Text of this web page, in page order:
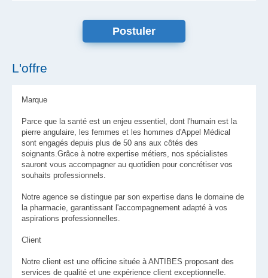
L'offre
Marque
Parce que la santé est un enjeu essentiel, dont l'humain est la
pierre angulaire, les femmes et les hommes d'Appel Médical
sont engagés depuis plus de 50 ans aux côtés des
soignants.Grâce à notre expertise métiers, nos spécialistes
sauront vous accompagner au quotidien pour concrétiser vos
souhaits professionnels.
Notre agence se distingue par son expertise dans le domaine de
la pharmacie, garantissant l'accompagnement adapté à vos
aspirations professionnelles.
Client
Notre client est une officine située à ANTIBES proposant des
services de qualité et une expérience client exceptionnelle.